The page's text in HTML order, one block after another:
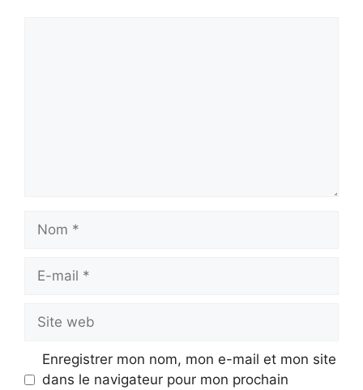
mail
web
Enregistrer mon nom, mon e-mail et mon site
dans le navigateur pour mon prochain